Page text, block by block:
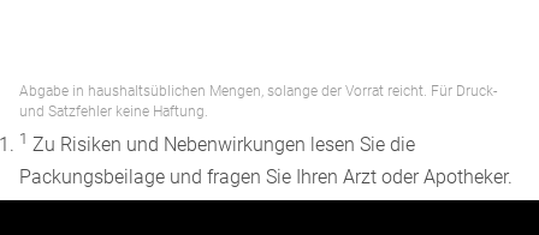
Abgabe in haushaltsüblichen Mengen, solange der Vorrat reicht. Für Druck-
und Satzfehler keine Haftung.
1 Zu Risiken und Nebenwirkungen lesen Sie die
Packungsbeilage und fragen Sie Ihren Arzt oder Apotheker.